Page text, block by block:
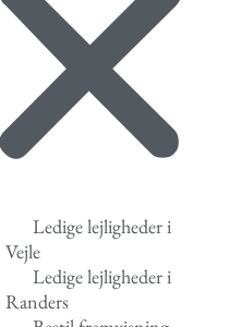
Ledige lejligheder i
Vejle
Ledige lejligheder i
Randers